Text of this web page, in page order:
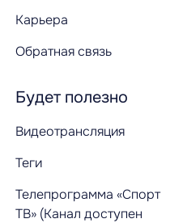
Карьера
Обратная связь
Будет полезно
Видеотрансляция
Теги
Телепрограмма «Спорт
ТВ» (Канал доступен